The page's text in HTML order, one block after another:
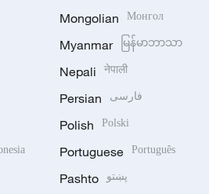
Mongolian Монгол
Myanmar မြန်မာဘာသာ
Nepali नेपाली
Persian فارسی
Polish Polski
Portuguese Português
Pashto پښتو